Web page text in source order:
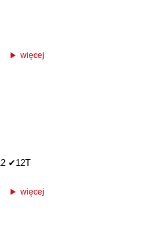
więcej
✔12T
więcej